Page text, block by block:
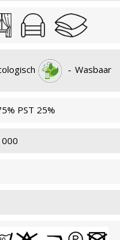
- Wasbaar
PST 25%